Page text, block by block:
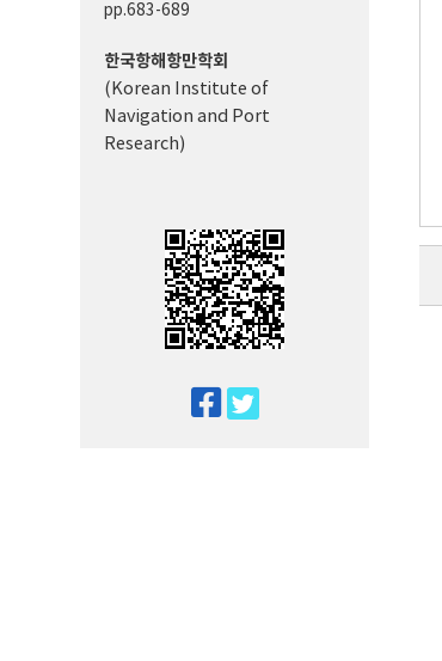
pp.683-689
한국항해항만학회
(Korean Institute of
Navigation and Port
Research)